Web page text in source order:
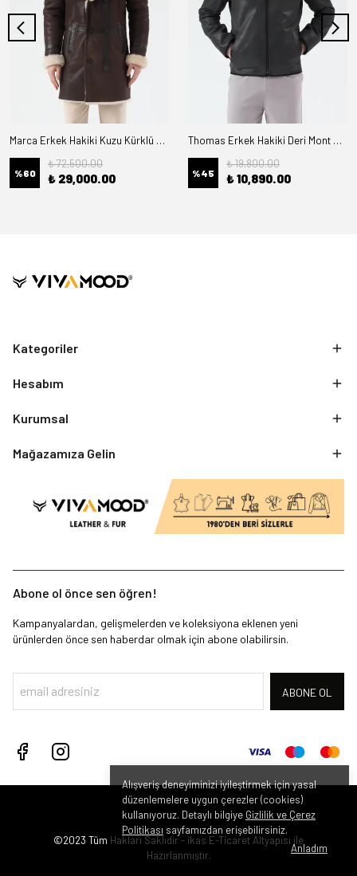
Alışveriş deneyiminizi iyileştirmek için yasal
düzenlemelere uygun çerezler (cookies)
kullanıyoruz. Detaylı bilgiye Gizlilik ve Çerez
Politikası sayfamızdan erişebilirsiniz.
Anladım
Marca Erkek Hakiki Kuzu Kürklü Deri Kaban
%60
₺ 72,500.00
₺ 29,000.00
Thomas Erkek Hakiki Deri Mont Kürk Astarlı
%45
₺ 19,800.00
₺ 10,890.00
Kategoriler
Hesabım
Kurumsal
Mağazamıza Gelin
Abone ol önce sen öğren!
Kampanyalardan, gelişmelerden ve koleksiyona eklenen yeni
ürünlerden önce sen haberdar olmak için abone olabilirsin.
ABONE OL
©2023 Tüm Hakları Saklıdır - ikas E-Ticaret Altyapısı ile
Hazırlanmıştır.